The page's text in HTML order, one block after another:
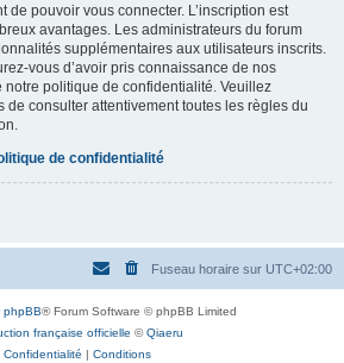
de pouvoir vous connecter. L’inscription est
avantages. Les administrateurs du forum
supplémentaires aux utilisateurs inscrits.
vous d’avoir pris connaissance de nos
notre politique de confidentialité. Veuillez
de consulter attentivement toutes les règles du
de confidentialité
Fuseau horaire sur UTC+02:00
phpBB® Forum Software © phpBB Limited
française officielle ©Qiaeru
Confidentialité | Conditions